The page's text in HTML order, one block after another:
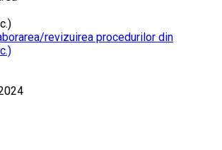
revizuirea procedurilor din